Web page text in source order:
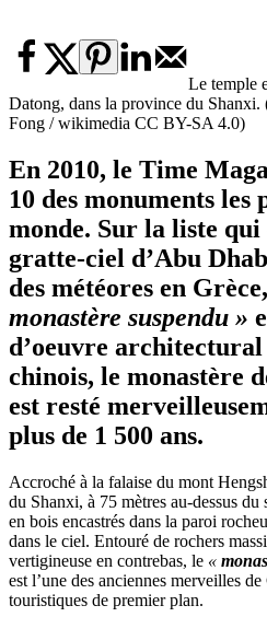
Le temple
Datong, dans la province du Shanxi.
Fong / wikimedia CC BY-SA 4.0)
En 2010, le Time
10 des monuments les
monde. Sur la liste
gratte-ciel d’Abu
des météores en
monastère suspendu »
d’oeuvre
chinois, le monastère
est resté
plus de 1 500 ans.
Accroché à la falaise du mont
du Shanxi, à 75 mètres au-dessus
en bois encastrés dans la paroi
dans le ciel. Entouré de rochers
vertigineuse en contrebas, le «
est l’une des anciennes merveilles
touristiques de premier plan.